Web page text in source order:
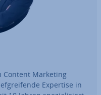
Content Marketing
Expertise in